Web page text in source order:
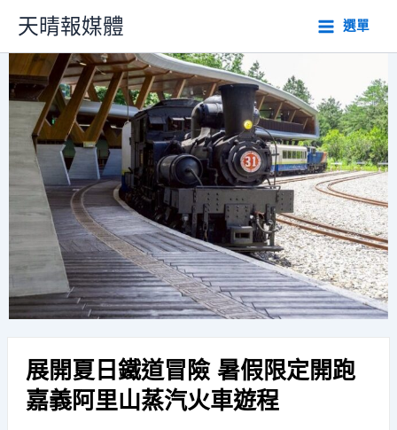
主
要
內
天晴報媒體 選單
展開夏日鐵道冒險 暑假限定開跑
嘉義阿里山蒸汽火車遊程